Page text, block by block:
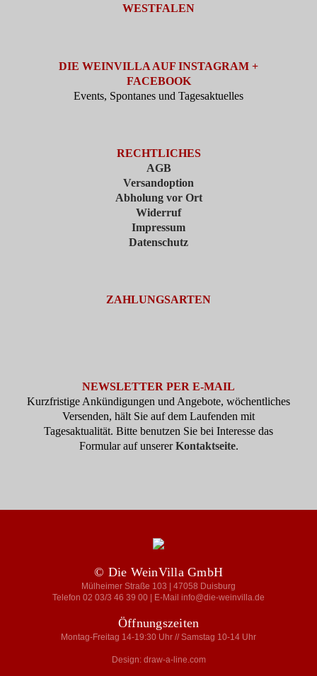
WESTFALEN
DIE WEINVILLA AUF INSTAGRAM +
FACEBOOK
Events, Spontanes und Tagesaktuelles
RECHTLICHES
AGB
Versandoption
Abholung vor Ort
Widerruf
Impressum
Datenschutz
ZAHLUNGSARTEN
NEWSLETTER PER E-MAIL
Kurzfristige Ankündigungen und Angebote, wöchentliches
Versenden, hält Sie auf dem Laufenden mit
Tagesaktualität. Bitte benutzen Sie bei Interesse das
Formular auf unsererKontaktseite.
© Die WeinVilla GmbH
Mülheimer Straße 103 | 47058 Duisburg
Telefon 02 03/3 46 39 00 | E-Mail info@die-weinvilla.de
Öffnungszeiten
Montag-Freitag 14-19:30 Uhr // Samstag 10-14 Uhr
Design: draw-a-line.com